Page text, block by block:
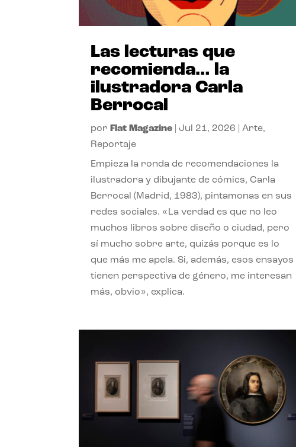
Las lecturas que
recomienda… la
ilustradora Carla
Berrocal
por Flat Magazine Jul 21, 2026 |Arte,
Reportaje
Empieza la ronda de recomendaciones la
ilustradora y dibujante de cómics, Carla
Berrocal (Madrid, 1983), pintamonas en sus
redes sociales. «La verdad es que no leo
muchos libros sobre diseño o ciudad, pero
sí mucho sobre arte, quizás porque es lo
que más me apela. Si, además, esos ensayos
tienen perspectiva de género, me interesan
más, obvio», explica.